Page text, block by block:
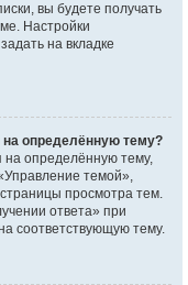
вы будете получать
Настройки
на вкладке
на определённую тему?
на определённую тему,
темой»,
просмотра тем.
ответа» при
соответствующую тему.